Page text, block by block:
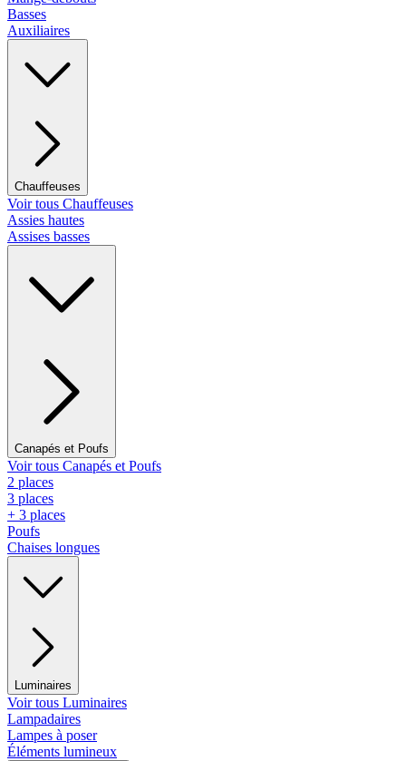
Basses
Auxiliaires
Chauffeuses
Voir tous Chauffeuses
Assies hautes
Assises basses
Canapés et Poufs
Voir tous Canapés et Poufs
2 places
3 places
+ 3 places
Poufs
Chaises longues
Luminaires
Voir tous Luminaires
Lampadaires
Lampes à poser
Éléments lumineux